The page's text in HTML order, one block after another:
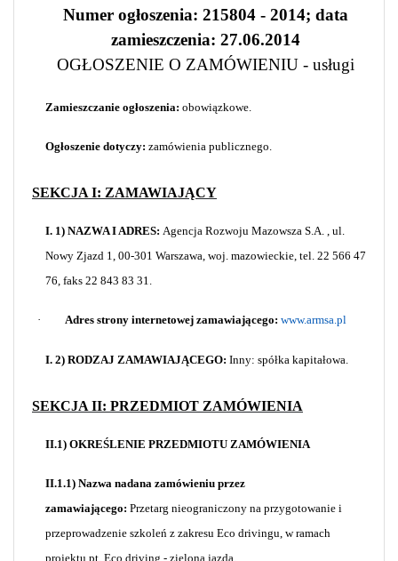
Numer ogłoszenia: 215804 - 2014; data
zamieszczenia: 27.06.2014
OGŁOSZENIE O ZAMÓWIENIU - usługi
Zamieszczanie ogłoszenia: obowiązkowe.
Ogłoszenie dotyczy: zamówienia publicznego.
SEKCJA I: ZAMAWIAJĄCY
I. 1) NAZWA I ADRES: Agencja Rozwoju Mazowsza S.A. , ul.
Nowy Zjazd 1, 00-301 Warszawa, woj. mazowieckie, tel. 22 566 47
76, faks 22 843 83 31.
· Adres strony internetowej zamawiającego: www.armsa.pl
I. 2) RODZAJ ZAMAWIAJĄCEGO: Inny: spółka kapitałowa.
SEKCJA II: PRZEDMIOT ZAMÓWIENIA
II.1) OKREŚLENIE PRZEDMIOTU ZAMÓWIENIA
II.1.1) Nazwa nadana zamówieniu przez
zamawiającego: Przetarg nieograniczony na przygotowanie i
przeprowadzenie szkoleń z zakresu Eco drivingu, w ramach
projektu pt. Eco driving - zielona jazda.